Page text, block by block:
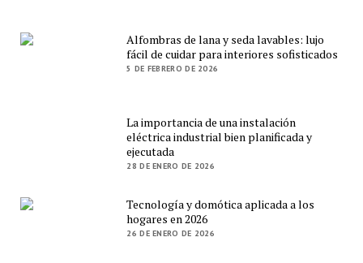
Alfombras de lana y seda lavables: lujo
fácil de cuidar para interiores sofisticados
5 DE FEBRERO DE 2026
La importancia de una instalación
eléctrica industrial bien planificada y
ejecutada
28 DE ENERO DE 2026
Tecnología y domótica aplicada a los
hogares en 2026
26 DE ENERO DE 2026